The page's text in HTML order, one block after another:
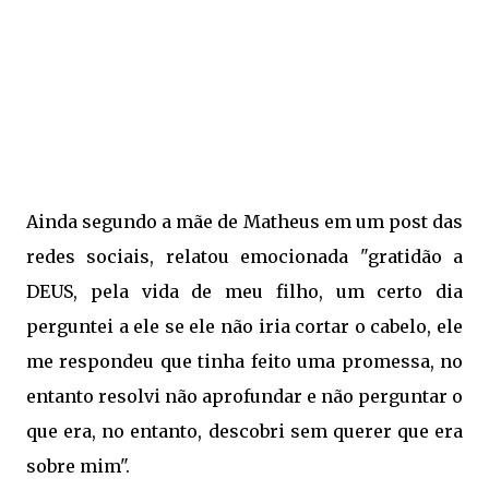
Ainda segundo a mãe de Matheus em um post das
redes sociais, relatou emocionada "gratidão a
DEUS, pela vida de meu filho, um certo dia
perguntei a ele se ele não iria cortar o cabelo, ele
me respondeu que tinha feito uma promessa, no
entanto resolvi não aprofundar e não perguntar o
que era, no entanto, descobri sem querer que era
sobre mim".